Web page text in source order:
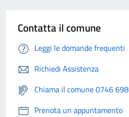
Contatta il comune
Leggi le domande frequenti
Richiedi Assistenza
Chiama il comune 0746
Prenota un appuntamento